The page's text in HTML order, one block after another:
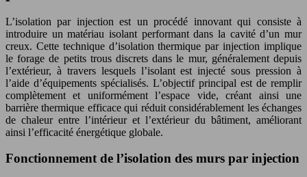
L’isolation par injection est un procédé innovant qui consiste à
introduire un matériau isolant performant dans la cavité d’un mur
creux. Cette technique d’isolation thermique par injection implique
le forage de petits trous discrets dans le mur, généralement depuis
l’extérieur, à travers lesquels l’isolant est injecté sous pression à
l’aide d’équipements spécialisés. L’objectif principal est de remplir
complètement et uniformément l’espace vide, créant ainsi une
barrière thermique efficace qui réduit considérablement les échanges
de chaleur entre l’intérieur et l’extérieur du bâtiment, améliorant
ainsi l’efficacité énergétique globale.
Fonctionnement de l’isolation des murs par injection